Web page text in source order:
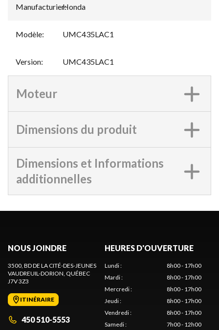
Manufacturier:
Honda
Modèle: UMC435LAC1
Version: UMC435LAC1
Moteur
Dimensions du produit
Dimensions et Informations
additionnelles
NOUS JOINDRE
3500, BD DE LA CITÉ-DES-JEUNES
VAUDREUIL-DORION, QUÉBEC
J7V 3Z3
ITINÉRAIRE
450 510-5553
HEURES D'OUVERTURE
Lundi:
8h00 - 17h00
Mardi:
8h00 - 17h00
Mercredi:
8h00 - 17h00
Jeudi:
8h00 - 17h00
Vendredi:
8h00 - 17h00
Samedi: 7h00 - 12h00